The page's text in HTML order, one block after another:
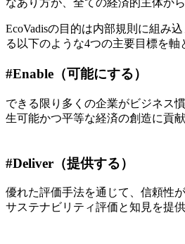
なあり方が、全ての経済的主体か
EcoVadisの目的は内部規則に組み
る以下のような4つの主要目標を軸
#Enable（可能にする）
できる限り多くの企業がビジネス
生可能かつ平等な経済の創造に貢
#Deliver（提供する）
優れた評価手法を通じて、信頼性
サステナビリティ評価と知見を提